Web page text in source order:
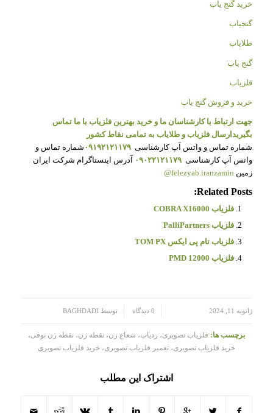
خرید گنج یاب
گنجیاب
طلایاب
گنج یاب
فلزیاب
خرید و فروش گنج یاب
جهت ارتباط با کارشناسان ما و خرید بهترین فلزیاب با ما تماس
بگیریدارسال فلزیاب و طلایاب به تمامی نقاط کشور
شماره تماس و واتس آپ کارشناسی ۰۹۱۹۲۱۲۱۱۷۹ شماره تماس و
واتس آپ کارشناسی ۰۹۰۲۲۱۲۱۱۷۹ آدرس اینستاگرام شرکت ایران
زمین felezyab.iranzamin@
Related Posts:
فلزیاب COBRA X16000
فلزیاب PalliPartners
فلزیاب تام پی ایکس TOM PX
فلزیاب PMD 12000
ژانویه 11, 2024 0 دیدگاه توسط BAGHDADI
برچسب ها: فلزیاب تصویری، ردیاب، شعاع زن، نقطه زن، نقطه زن بوقی،
خرید فلزیاب تصویری، تعمیر فلزیاب تصویری، خرید فلزیاب تصویری
اشتراک این مطلب